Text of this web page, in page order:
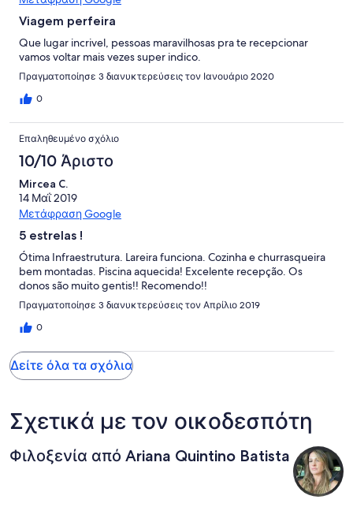
Viagem perfeira
Que lugar incrivel, pessoas maravilhosas pra te recepcionar
vamos voltar mais vezes super indico.
Πραγματοποίησε 3 διανυκτερεύσεις τον Ιανουάριο 2020
0
Επαληθευμένο σχόλιο
10/10 Άριστο
Mircea C.
14 Μαΐ 2019
Μετάφραση Google
5 estrelas !
Ótima Infraestrutura. Lareira funciona. Cozinha e churrasqueira
bem montadas. Piscina aquecida! Excelente recepção. Os
donos são muito gentis!! Recomendo!!
Πραγματοποίησε 3 διανυκτερεύσεις τον Απρίλιο 2019
0
Δείτε όλα τα σχόλια
Σχετικά με τον οικοδεσπότη
Φιλοξενία από Ariana Quintino Batista